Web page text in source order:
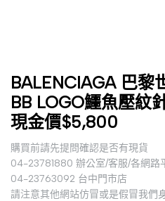
BALENCIAGA 巴黎
BB LOGO鱷魚壓紋
現金價$5,800
購買前請先提問確認是否有現貨
04-23781880 辦公室/客服/各網路
04-23763092 台中門市店
請注意其他網站仿冒或是假冒我們